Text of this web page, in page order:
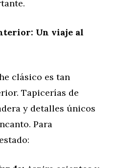
Un viaje al
clásico es tan
Tapicerías de
y detalles únicos
Para